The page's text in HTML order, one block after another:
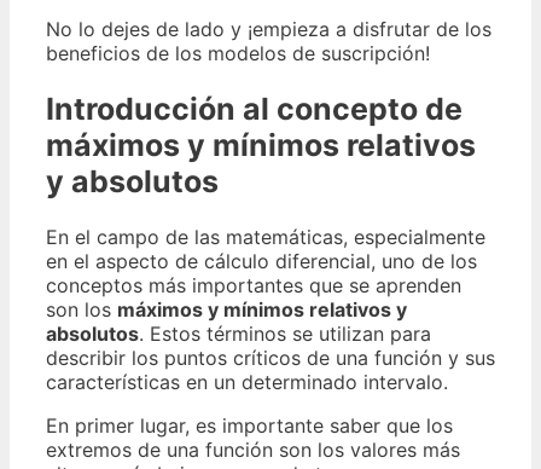
No lo dejes de lado y ¡empieza a disfrutar de los
beneficios de los modelos de suscripción!
Introducción al concepto de
máximos y mínimos relativos
y absolutos
En el campo de las matemáticas, especialmente
en el aspecto de cálculo diferencial, uno de los
conceptos más importantes que se aprenden
son los máximos y mínimos relativos y
absolutos. Estos términos se utilizan para
describir los puntos críticos de una función y sus
características en un determinado intervalo.
En primer lugar, es importante saber que los
extremos de una función son los valores más